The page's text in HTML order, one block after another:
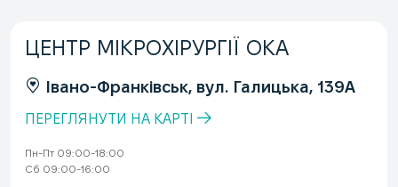
ЦЕНТР МІКРОХІРУРГІЇ ОКА
Івано-Франківськ, вул. Галицька, 139А
ПЕРЕГЛЯНУТИ НА КАРТІ
Пн-Пт 09:00-18:00
Сб 09:00-16:00